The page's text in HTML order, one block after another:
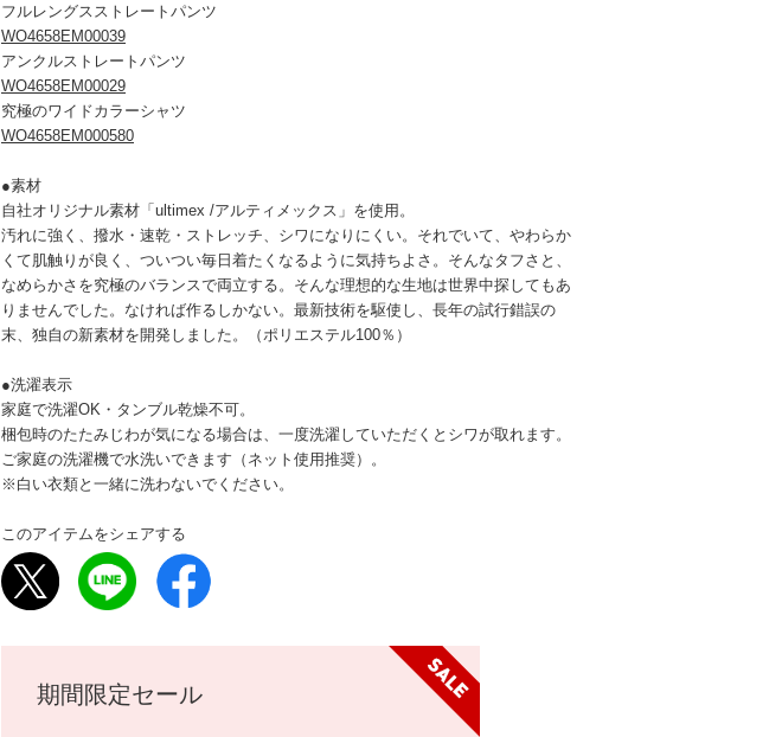
フルレングスストレートパンツ
WO4658EM00039
アンクルストレートパンツ
WO4658EM00029
究極のワイドカラーシャツ
WO4658EM000580
●素材
自社オリジナル素材「ultimex /アルティメックス」を使用。
汚れに強く、撥水・速乾・ストレッチ、シワになりにくい。それでいて、やわらか
くて肌触りが良く、ついつい毎日着たくなるように気持ちよさ。そんなタフさと、
なめらかさを究極のバランスで両立する。そんな理想的な生地は世界中探してもあ
りませんでした。なければ作るしかない。最新技術を駆使し、長年の試行錯誤の
末、独自の新素材を開発しました。（ポリエステル100％）
●洗濯表示
家庭で洗濯OK・タンブル乾燥不可。
梱包時のたたみじわが気になる場合は、一度洗濯していただくとシワが取れます。
ご家庭の洗濯機で水洗いできます（ネット使用推奨）。
※白い衣類と一緒に洗わないでください。
このアイテムをシェアする
期間限定セール